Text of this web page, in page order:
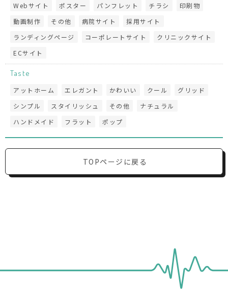
Webサイト
ポスター パンフレット チラシ
印刷物
動画制作
その他 病院サイト
採用サイト
ランディングページ
コーポレートサイト
クリニックサイト
ECサイト
Taste
アットホーム エレガント かわいい クール
グリッド
シンプル
スタイリッシュ その他
ナチュラル
ハンドメイド
フラット ポップ
TOPページに戻る